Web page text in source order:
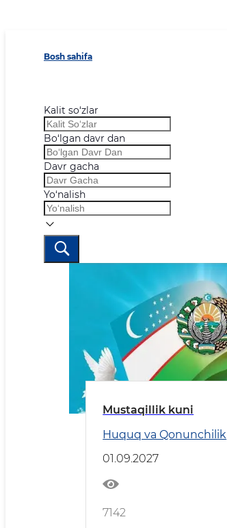
Bosh sahifa
Kalit so‘zlar
Bo‘lgan davr dan
Davr gacha
Yo‘nalish
Mustaqillik kuni
Huquq va Qonunchilik
01.09.2027
7142